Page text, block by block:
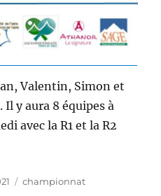
Valentin, Simon et
y aura 8 équipes à
avec la R1 et la R2
Étiquettes
championnat